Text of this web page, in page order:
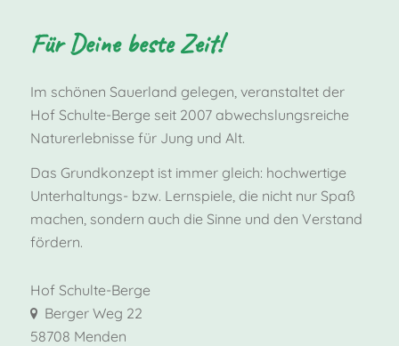
Für Deine beste Zeit!
Im schönen Sauerland gelegen, veranstaltet der
Hof Schulte-Berge seit 2007 abwechslungsreiche
Naturerlebnisse für Jung und Alt.
Das Grundkonzept ist immer gleich: hochwertige
Unterhaltungs- bzw. Lernspiele, die nicht nur Spaß
machen, sondern auch die Sinne und den Verstand
fördern.
Hof Schulte-Berge
Berger Weg 22
58708 Menden